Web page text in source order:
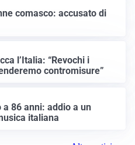
comasco: accusato di
l’Italia: “Revochi i
contromisure”
a 86 anni: addio a un
italiana